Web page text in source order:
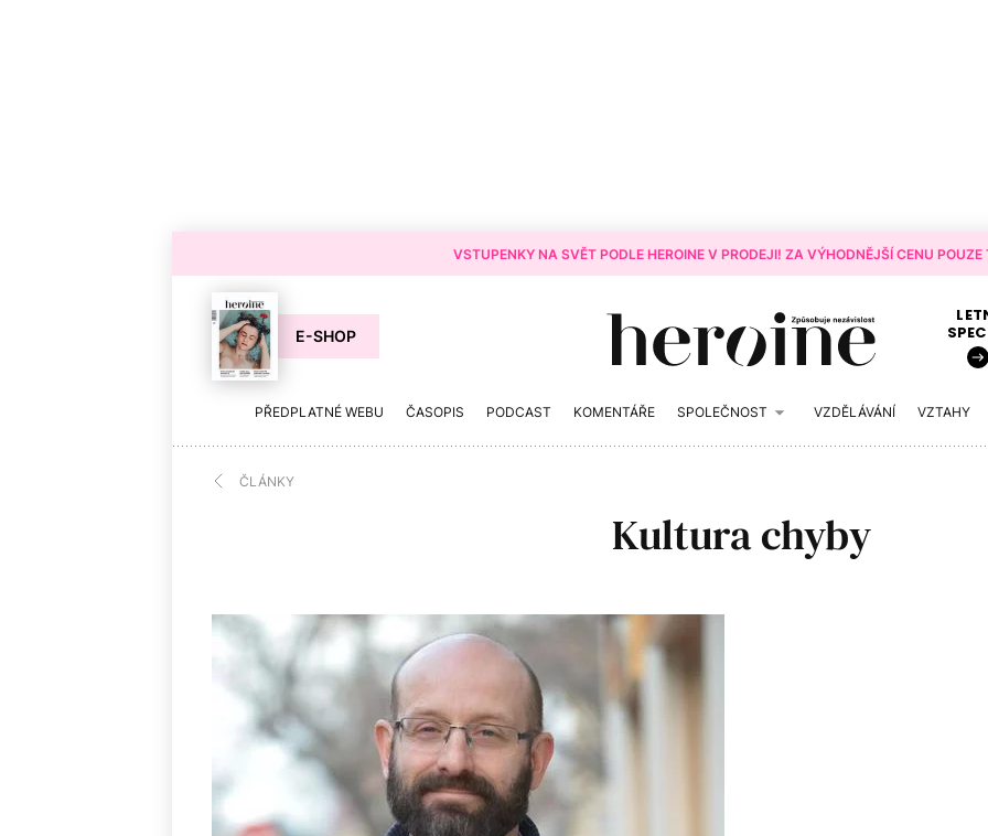
VSTUPENKY NA SVĚT PODLE HEROINE V PRODEJI! ZA VÝHODNĚJŠÍ CENU
E-SHOP
PŘEDPLATNÉ WEBU ČASOPIS PODCAST KOMENTÁŘE SPOLEČNOST VZDĚLÁVÁNÍ VZTAHY
ČLÁNKY
Kultura chyby